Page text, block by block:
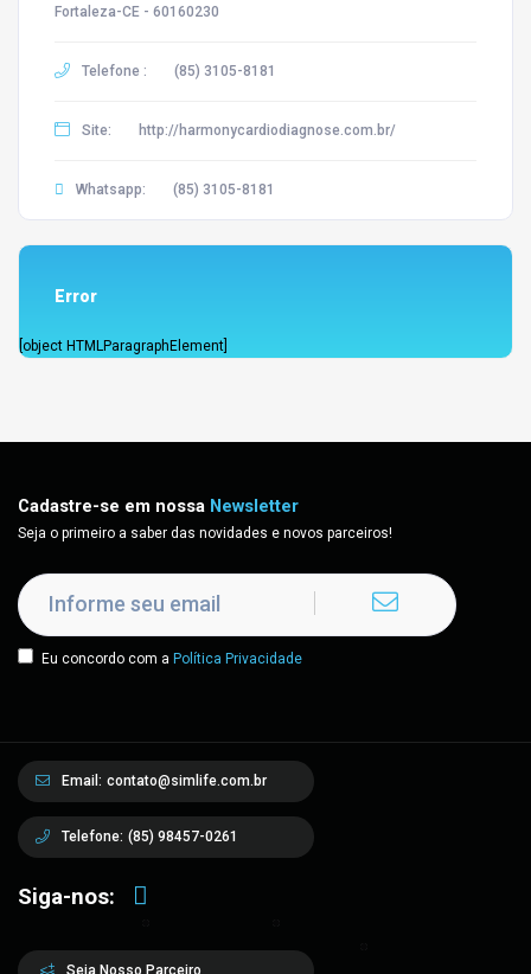
Fortaleza-CE - 60160230
Telefone : (85) 3105-8181
Site: http://harmonycardiodiagnose.com.br/
Whatsapp: (85) 3105-8181
Error
[object HTMLParagraphElement]
Cadastre-se em nossa Newsletter
Seja o primeiro a saber das novidades e novos parceiros!
Eu concordo com a Política Privacidade
Email: contato@simlife.com.br
Telefone: (85) 98457-0261
Siga-nos:
Seja Nosso Parceiro